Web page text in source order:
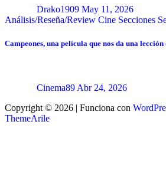
Drako1909 May 11, 2026
Análisis/Reseña/Review Cine Secciones
Campeones, una película que nos da una
Cinema89 Abr 24, 2026
Copyright © 2026 | Funciona con
ThemeArile